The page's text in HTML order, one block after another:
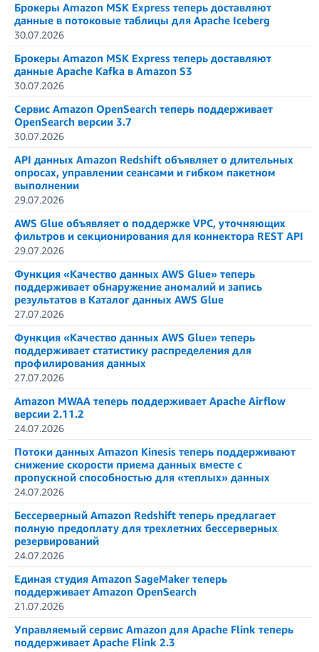
Брокеры Amazon MSK Express теперь доставляют
данные в потоковые таблицы для Apache Iceberg
30.07.2026
Брокеры Amazon MSK Express теперь доставляют
данные Apache Kafka в Amazon S3
30.07.2026
Сервис Amazon OpenSearch теперь поддерживает
OpenSearch версии 3.7
30.07.2026
API данных Amazon Redshift объявляет о длительных
опросах, управлении сеансами и гибком пакетном
выполнении
29.07.2026
AWS Glue объявляет о поддержке VPC, уточняющих
фильтров и секционирования для коннектора REST API
29.07.2026
Функция «Качество данных AWS Glue» теперь
поддерживает обнаружение аномалий и запись
результатов в Каталог данных AWS Glue
27.07.2026
Функция «Качество данных AWS Glue» теперь
поддерживает статистику распределения для
профилирования данных
27.07.2026
Amazon MWAA теперь поддерживает Apache Airflow
версии 2.11.2
24.07.2026
Потоки данных Amazon Kinesis теперь поддерживают
снижение скорости приема данных вместе с
пропускной способностью для «теплых» данных
24.07.2026
Бессерверный Amazon Redshift теперь предлагает
полную предоплату для трехлетних бессерверных
резервирований
24.07.2026
Единая студия Amazon SageMaker теперь
поддерживает Amazon OpenSearch
21.07.2026
Управляемый сервис Amazon для Apache Flink теперь
поддерживает Apache Flink 2.3